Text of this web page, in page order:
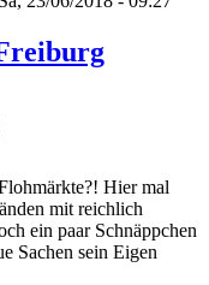
Hier mal
mit reichlich
ein paar Schnäppchen
Sachen sein Eigen